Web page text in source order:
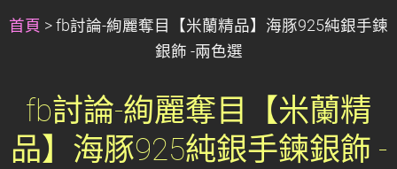
首頁 > fb討論-絢麗奪目【米蘭精品】海豚925純銀手鍊
銀飾 -兩色選
fb討論-絢麗奪目【米蘭精
品】海豚925純銀手鍊銀飾 -